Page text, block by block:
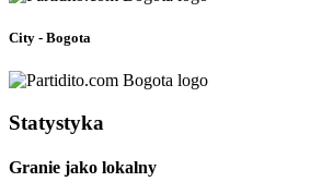
City - Bogota
Statystyka
Granie jako lokalny